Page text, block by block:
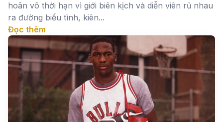
hoãn vô thời hạn vì giới biên kịch và diễn viên rủ nhau
ra đường biểu tình, kiên...
Đọc thêm